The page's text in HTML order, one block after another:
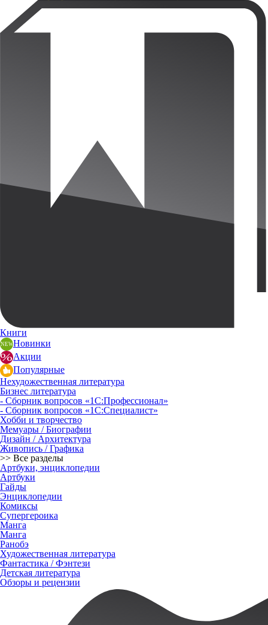
Книги
Новинки
Акции
Популярные
Нехудожественная литература
Бизнес литература
- Сборник вопросов «1С:Профессионал»
- Сборник вопросов «1С:Специалист»
Хобби и творчество
Мемуары / Биографии
Дизайн / Архитектура
Живопись / Графика
>> Все разделы
Артбуки, энциклопедии
Артбуки
Гайды
Энциклопедии
Комиксы
Супергероика
Манга
Манга
Ранобэ
Художественная литература
Фантастика / Фэнтези
Детская литература
Обзоры и рецензии